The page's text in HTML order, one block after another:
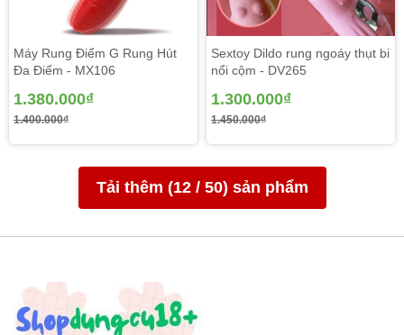
Máy Rung Điểm G Rung Hút
Đa Điểm - MX106
1.380.000₫
1.400.000₫
Sextoy Dildo rung ngoáy thụt bi
nổi cộm - DV265
1.300.000₫
1.450.000₫
Tải thêm (12/ 50) sản phẩm